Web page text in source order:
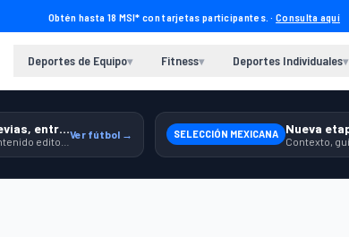
Obtén hasta 18 MSI* con tarjetas participantes. ·Consulta aquí
Deportes de Equipo▾ Fitness▾ Deportes Individuales▾
Previas, entrenamiento y productoVer fútbol → SELECCIÓN MEXICANA